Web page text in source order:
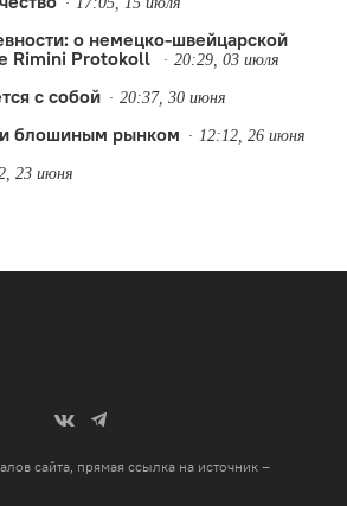
о немецко-швейцарской
Rimini Protokoll
20:29, 03 июля
с собой 20:37, 30 июня
блошиным рынком 12:12, 26 июня
23 июня
сайта, прямая ссылка на источник –